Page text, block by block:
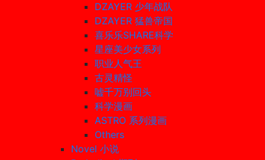
DZAYER 少年战队
DZAYER 猛兽帝国
喜乐乐SHARE科学
星座美少女系列
职业人气王
古灵精怪
嘘千万别回头
科学漫画
ASTRO 系列漫画
Others
Novel 小说